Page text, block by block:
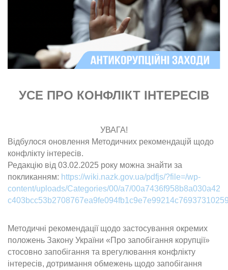
УСЕ ПРО КОНФЛІКТ ІНТЕРЕСІВ
УВАГА!
Відбулося оновлення Методичних рекомендацій щодо
конфлікту інтересів.
Редакцію від 03.02.2025 року можна знайти за
покликанням: https://wiki.nazk.gov.ua/pdfjs/?file=/wp-
content/uploads/Categories/00/a7/00a7436f958b8a030a42
Методичні рекомендації щодо застосування окремих
положень Закону України «Про запобігання корупції»
стосовно запобігання та врегулювання конфлікту
інтересів, дотримання обмежень щодо запобігання